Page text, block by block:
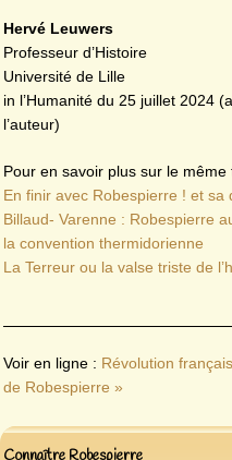
Hervé Leuwers
Professeur d’Histoire
Université de Lille
in l’Humanité du 25 juillet 2024
l’auteur)
Pour en savoir plus sur le même
En finir avec Robespierre ! et sa
Billaud- Varenne : Robespierre
la convention thermidorienne
La Terreur ou la valse triste de
Voir en ligne : Révolution
de Robespierre »
Connaître Robespierre